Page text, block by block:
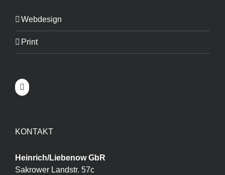
Webdesign
Print
KONTAKT
Heinrich/Liebenow GbR
Sakrower Landstr. 57c